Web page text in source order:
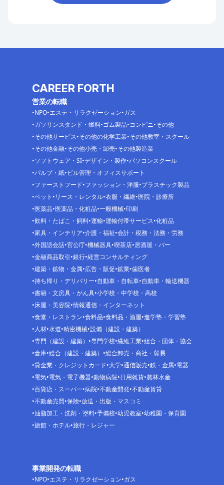
CAREER FORTH
営業の転職
NPO エステ・リラクゼーション ガス
ガソリンスタンド・燃料 ゴム製品 コンビニ その他
その他サービス その他の化学工業 その他教室・スクール
その他金融 その他小売・卸売 その他製造業
ソフトウェア・SI デザイン・製作 パソコンスクール
パルプ・紙 ビル管理・オフィスサポート
ファーストフード ファッション・洋服 プラスチック製品
ペット リース・レンタル 衣服・繊維 医院・診療所
医薬品 医薬品・化粧品 一般機械 印刷
飲料・たばこ・飼料 運輸 運輸付帯サービス 化粧品
家具・インテリア 介護・福祉 会計・税務・法務・労務
外国語会話 官公庁 機械器具 喫茶店 居酒屋・バー
金融商品取引 銀行 経営コンサルティング
建築・鉱物・金属 広告・販促 鉱業 歯医者
持ち帰り・デリバリー 自動車・自転車 自動車・輸送機器
書籍・文房具・がん具 小学校・中学校・高校
床屋・美容院 情報通信・インターネット
食堂・レストラン 食料品 食料品・酒屋 進学塾・学習塾
人材 水道 精密機械 設備（建設・建築）
専門（建設・建築）
専門学校 繊維工業 組合・団体・協会
倉庫 総合（建設・建築）
総合卸売・商社・貿易
貸金業・クレジットカード 大学 通信販売 鉄・金属 電器
電気 電気・電子機器 動物病院 日用雑貨 農林水産
百貨店・スーパー 病院 不動産開発 不動産賃貸
不動産売買 保険 放送・出版・マスコミ
油脂加工・洗剤・塗料 予備校 幼児教室 幼稚園・保育園
旅館・ホテル 旅行・レジャー
事業開発の転職
NPO エステ・リラクゼーション ガス